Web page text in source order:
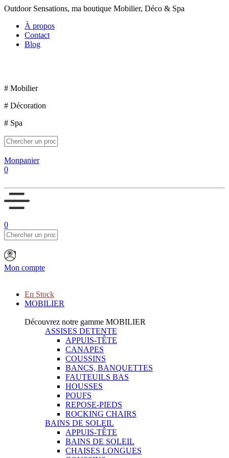
Outdoor Sensations, ma boutique Mobilier, Déco & Spa
À propos
Contact
Blog
# Mobilier
# Décoration
# Spa
Monpanier
0
0
Mon compte
En Stock
MOBILIER
Découvrez notre gamme MOBILIER
ASSISES DETENTE
APPUIS-TÊTE
CANAPES
COUSSINS
BANCS, BANQUETTES
FAUTEUILS BAS
HOUSSES
POUFS
REPOSE-PIEDS
ROCKING CHAIRS
BAINS DE SOLEIL
APPUIS-TÊTE
BAINS DE SOLEIL
CHAISES LONGUES